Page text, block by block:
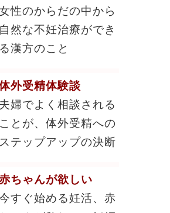
性のからだの中から
自然な不妊治療ができ
る漢方のこと
外受精体験談
夫婦でよく相談される
ことが、体外受精への
ステップアップの決断
ちゃんが欲しい
すぐ始める妊活、赤